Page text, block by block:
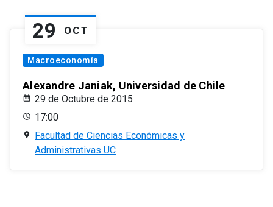
29 OCT
Macroeconomía
Alexandre Janiak, Universidad de Chile
29 de Octubre de 2015
17:00
Facultad de Ciencias Económicas y
Administrativas UC